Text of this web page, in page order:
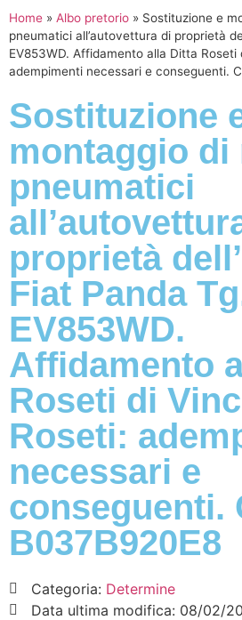
Home » Albo pretorio » Sostituzione e
pneumatici all’autovettura di proprietà
EV853WD. Affidamento alla Ditta Roseti
adempimenti necessari e conseguenti.
Sostituzione
montaggio di
pneumatici
proprietà
Fiat Panda
EV853WD.
Affidamento
Roseti di
Roseti:
necessari e
conseguenti.
B037B920E8
Categoria: Determine
Data ultima modifica: 08/02/